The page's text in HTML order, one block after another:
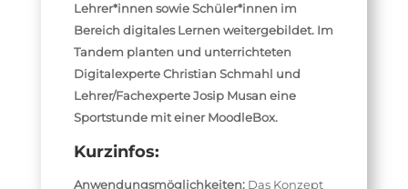
Lehrer*innen sowie Schüler*innen im
Bereich digitales Lernen weitergebildet. Im
Tandem planten und unterrichteten
Digitalexperte Christian Schmahl und
Lehrer/Fachexperte Josip Musan eine
Sportstunde mit einer MoodleBox.
Kurzinfos:
Anwendungsmöglichkeiten:Das Konzept